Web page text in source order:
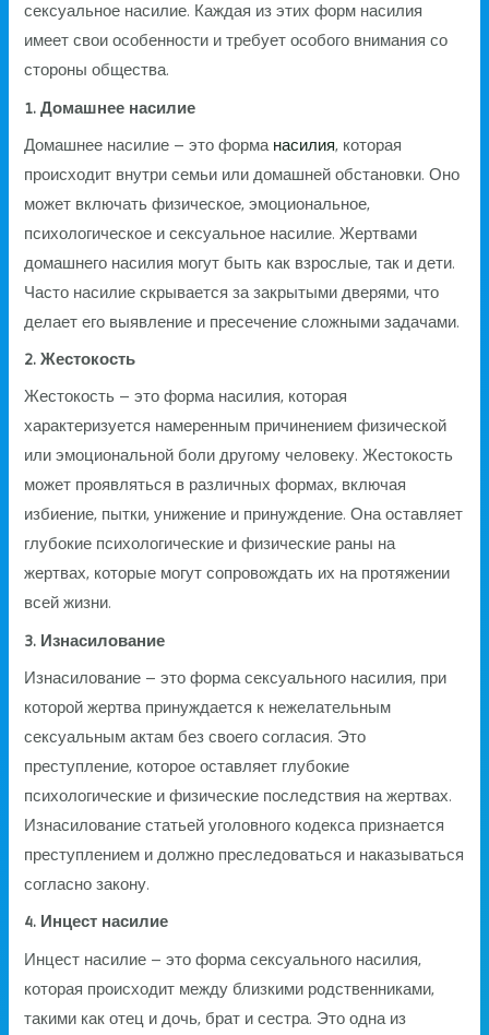
сексуальное насилие. Каждая из этих форм насилия
имеет свои особенности и требует особого внимания со
стороны общества.
1. Домашнее насилие
Домашнее насилие – это форма насилия, которая
происходит внутри семьи или домашней обстановки. Оно
может включать физическое, эмоциональное,
психологическое и сексуальное насилие. Жертвами
домашнего насилия могут быть как взрослые, так и дети.
Часто насилие скрывается за закрытыми дверями, что
делает его выявление и пресечение сложными задачами.
2. Жестокость
Жестокость – это форма насилия, которая
характеризуется намеренным причинением физической
или эмоциональной боли другому человеку. Жестокость
может проявляться в различных формах, включая
избиение, пытки, унижение и принуждение. Она оставляет
глубокие психологические и физические раны на
жертвах, которые могут сопровождать их на протяжении
всей жизни.
3. Изнасилование
Изнасилование – это форма сексуального насилия, при
которой жертва принуждается к нежелательным
сексуальным актам без своего согласия. Это
преступление, которое оставляет глубокие
психологические и физические последствия на жертвах.
Изнасилование статьей уголовного кодекса признается
преступлением и должно преследоваться и наказываться
согласно закону.
4. Инцест насилие
Инцест насилие – это форма сексуального насилия,
которая происходит между близкими родственниками,
такими как отец и дочь, брат и сестра. Это одна из